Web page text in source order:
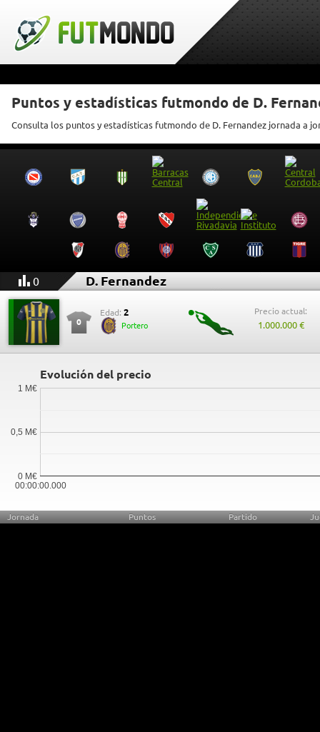
Puntos y estadísticas futmondo de D.
Consulta los puntos y estadísticas futmondo de D. Fernandez jornada a
0 D. Fernandez
0
Edad: 2
Portero
Precio actual:
1.000.000 €
Evolución del precio
00:00:00.000
0 M€
0,5 M€
1 M€
Jornada Puntos Partido